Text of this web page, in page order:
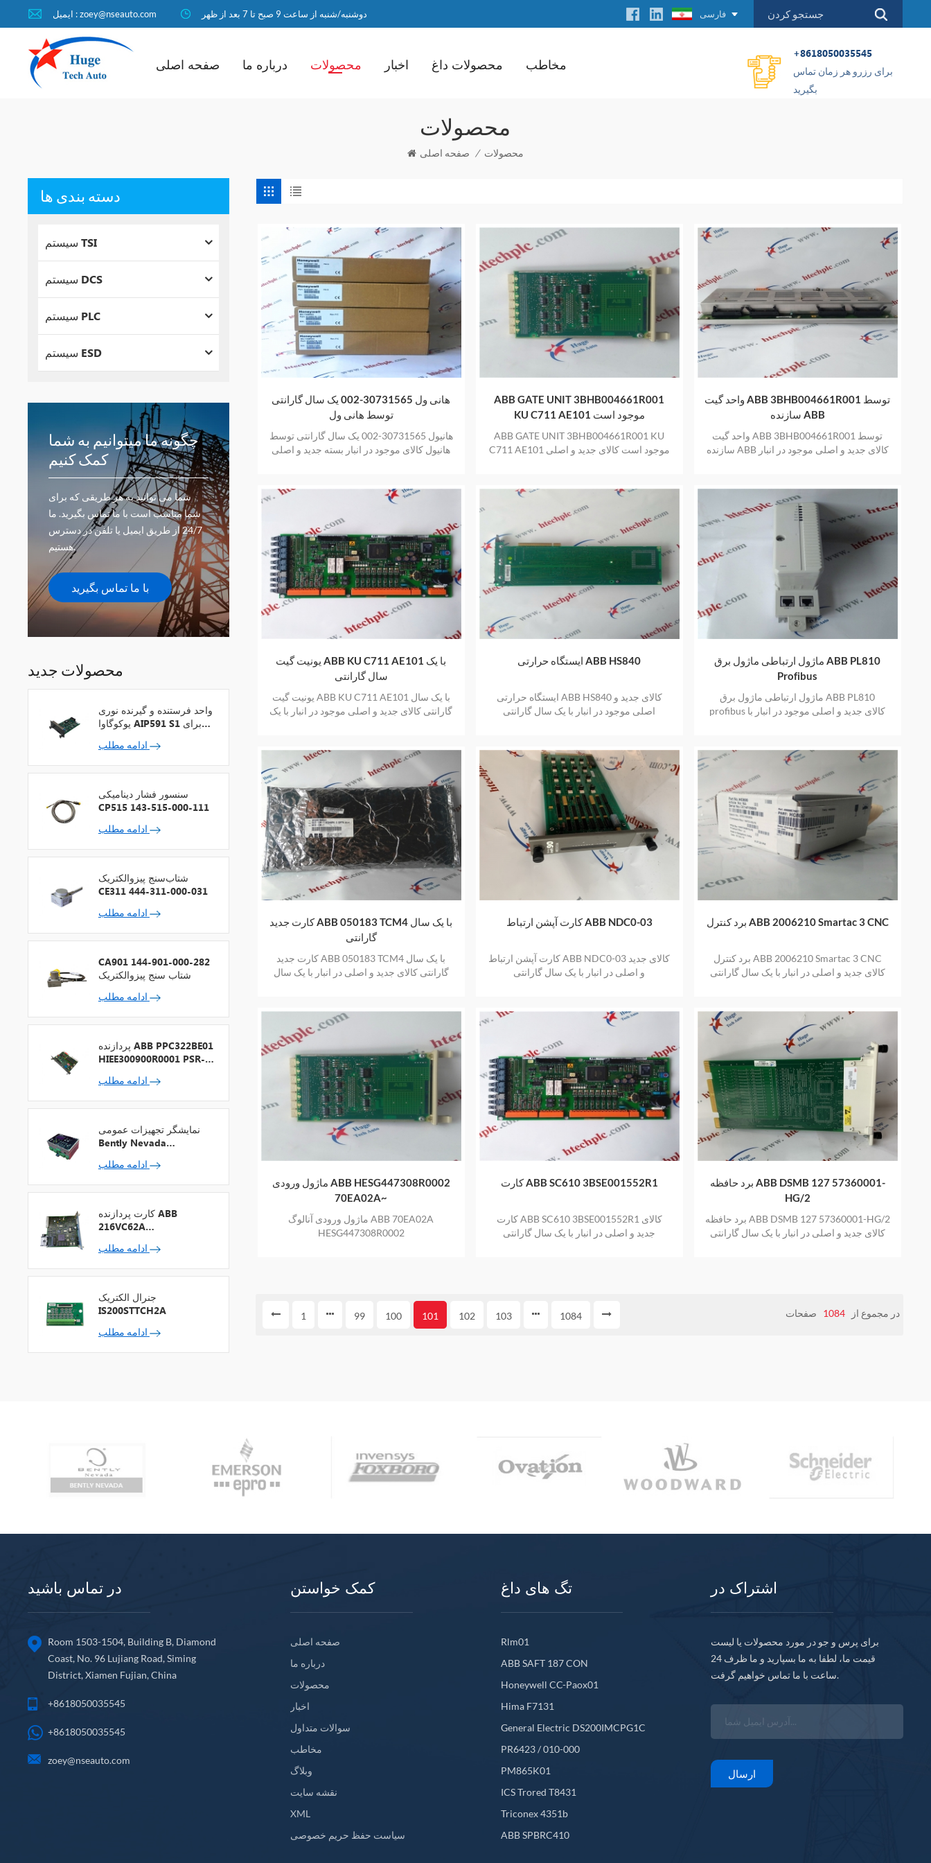
ایمیل : zoey@nseauto.com دوشنبه/شنبه از ساعت 9 صبح تا 7 بعد از ظهر فارسی
صفحه اصلی درباره ما محصولات اخبار محصولات داغ مخاطب
+8618050035545
برای رزرو هر زمان تماس
بگیرید
محصولات
صفحه اصلی / محصولات
هانی ول 30731565-002 یک سال گارانتی
توسط هانی ول
هانیول 30731565-002 یک سال گارانتی توسط
هانیول کالای موجود در انبار بسته جدید و اصلی
ABB GATE UNIT 3BHB004661R001
KU C711 AE101 موجود است
ABB GATE UNIT 3BHB004661R001 KU
C711 AE101 موجود است کالای جدید و اصلی
واحد گیت ABB 3BHB004661R001 توسط
سازنده ABB
واحد گیت ABB 3BHB004661R001 توسط
سازنده ABB کالای جدید و اصلی موجود در انبار
یونیت گیت ABB KU C711 AE101 با یک
سال گارانتی
یونیت گیت ABB KU C711 AE101 با یک سال
گارانتی کالای جدید و اصلی موجود در انبار با یک
ایستگاه حرارتی ABB HS840
ایستگاه حرارتی ABB HS840 کالای جدید و
اصلی موجود در انبار با یک سال گارانتی
ماژول ارتباطی ماژول برق ABB PL810
Profibus
ماژول ارتباطی ماژول برق ABB PL810
profibus کالای جدید و اصلی موجود در انبار با
کارت جدید ABB 050183 TCM4 با یک سال
گارانتی
کارت جدید ABB 050183 TCM4 با یک سال
گارانتی کالای جدید و اصلی در انبار با یک سال
کارت آپشن ارتباط ABB NDC0-03
کارت آپشن ارتباط ABB NDC0-03 کالای جدید
و اصلی در انبار با یک سال گارانتی
برد کنترل ABB 2006210 Smartac 3 CNC
برد کنترل ABB 2006210 Smartac 3 CNC
کالای جدید و اصلی در انبار با یک سال گارانتی
ماژول ورودی ABB HESG447308R0002
70EA02A~
ماژول ورودی آنالوگ ABB 70EA02A
HESG447308R0002
کارت ABB SC610 3BSE001552R1
کارت ABB SC610 3BSE001552R1 کالای
جدید و اصلی در انبار با یک سال گارانتی
برد حافظه ABB DSMB 127 57360001-
HG/2
برد حافظه ABB DSMB 127 57360001-HG/2
کالای جدید و اصلی در انبار با یک سال گارانتی
1 99 100 101 102 103 1084 در مجموع از 1084 صفحات
دسته بندی ها
سیستم TSI
سیستم DCS
سیستم PLC
سیستم ESD
چگونه ما میتوانیم به شما
کمک کنیم
شما می توانید به هر طریقی که برای
شما مناسب است با ما تماس بگیرید. ما
24/7 از طریق ایمیل یا تلفن در دسترس
هستیم.
با ما تماس بگیرید
محصولات جدید
واحد فرستنده و گیرنده نوری
یوکوگاوا AIP591 S1 برای
سنسور فشار دینامیکی
CP515 143-515-000-111
شتاب‌سنج پیزوالکتریک
CE311 444-311-000-031
CA901 144-901-000-282
شتاب سنج پیزوالکتریک
پردازنده ABB PPC322BE01
HIEE300900R0001 PSR-2
نمایشگر تجهیزات عمومی
Bently Nevada
00
کارت پردازنده ABB
216VC62A
جنرال الکتریک
IS200STTCH2A
در تماس باشید
Room 1503-1504, Building B, Diamond
Coast, No. 96 Lujiang Road, Siming
District, Xiamen Fujian, China
+8618050035545
+8618050035545
zoey@nseauto.com
کمک خواستن
صفحه اصلی
درباره ما
محصولات
اخبار
سوالات متداول
مخاطب
وبلاگ
نقشه سایت
XML
سیاست حفظ حریم خصوصی
تگ های داغ
Rlm01
ABB SAFT 187 CON
Honeywell CC-Paox01
Hima F7131
General Electric DS200IMCPG1C
PR6423 / 010-000
PM865K01
ICS Trored T8431
Triconex 4351b
ABB SPBRC410
اشتراک در
برای پرس و جو در مورد محصولات یا لیست
قیمت ما، لطفا به ما بسپارید و ما ظرف 24
ساعت با ما تماس خواهیم گرفت.
ارسال